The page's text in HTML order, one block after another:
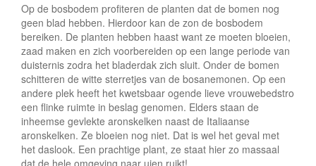
Op de bosbodem profiteren de planten dat de bomen nog
geen blad hebben. Hierdoor kan de zon de bosbodem
bereiken. De planten hebben haast want ze moeten bloeien,
zaad maken en zich voorbereiden op een lange periode van
duisternis zodra het bladerdak zich sluit. Onder de bomen
schitteren de witte sterretjes van de bosanemonen. Op een
andere plek heeft het kwetsbaar ogende lieve vrouwebedstro
een flinke ruimte in beslag genomen. Elders staan de
inheemse gevlekte aronskelken naast de Italiaanse
aronskelken. Ze bloeien nog niet. Dat is wel het geval met
het daslook. Een prachtige plant, ze staat hier zo massaal
dat de hele omgeving naar uien ruikt!